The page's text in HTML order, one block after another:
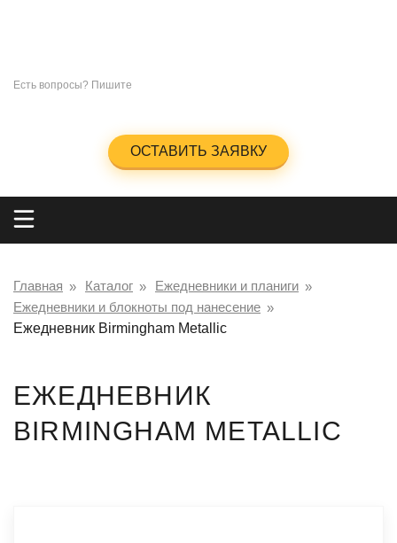
Есть вопросы? Пишите
ОСТАВИТЬ ЗАЯВКУ
Главная Каталог
Ежедневники и планиги
Ежедневники и блокноты под нанесение
Ежедневник Birmingham Metallic
ЕЖЕДНЕВНИК
BIRMINGHAM METALLIC